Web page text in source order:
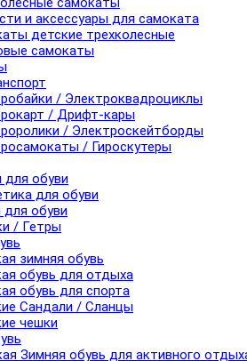
и аксессуары для самоката
детские трехколесные
самокаты
/ Электроквадроциклы
/ Дрифт-кары
/ Электроскейтборды
/ Гироскутеры
для обуви
для обуви
для обуви
/ Гетры
зимняя обувь
обувь для отдыха
обувь для спорта
Сандали / Сланцы
чешки
Зимняя обувь для активного